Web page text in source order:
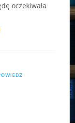
oczekiwała